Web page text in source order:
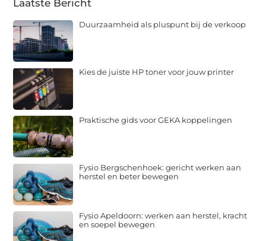
Laatste Bericht
Duurzaamheid als pluspunt bij de verkoop
Kies de juiste HP toner voor jouw printer
Praktische gids voor GEKA koppelingen
Fysio Bergschenhoek: gericht werken aan
herstel en beter bewegen
Fysio Apeldoorn: werken aan herstel, kracht
en soepel bewegen